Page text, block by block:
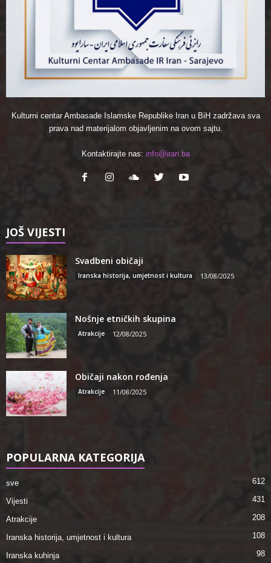
Kulturni centar Ambasade Islamske Republike Iran u BiH zadržava sva
prava nad materijalom objavljenim na ovom sajtu.
Kontaktirajte nas: info@iran.ba
JOŠ VIJESTI
Svadbeni običaji
Iranska historija, umjetnost i kultura 13/08/2025
Nošnje etničkih skupina
Atrakcije 12/08/2025
Običaji nakon rođenja
Atrakcije 11/08/2025
POPULARNA KATEGORIJA
sve 612
Vijesti 431
Atrakcije 208
Iranska historija, umjetnost i kultura 108
Iranska kuhinja 98